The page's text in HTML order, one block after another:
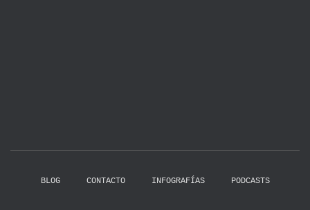
BLOG CONTACTO INFOGRAFÍAS PODCASTS